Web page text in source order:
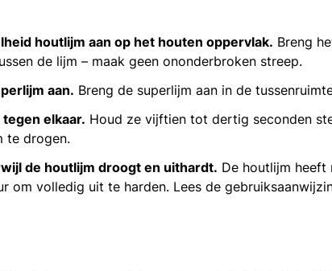
houtlijm aan op het houten oppervlak. Breng
de lijm – maak geen ononderbroken streep.
aan. Breng de superlijm aan in de
elkaar. Houd ze vijftien tot dertig seconden
te drogen.
de houtlijm droogt en uithardt. De houtlijm heeft
om volledig uit te harden. Lees de